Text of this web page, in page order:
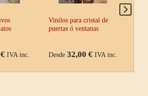
IVA inc.
Vinilos para cristal de
puertas ó ventanas
Desde 32,00 € IVA inc.